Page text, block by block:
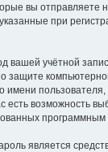
вы отправляете
при
вашей учётной
защите
возможность
является